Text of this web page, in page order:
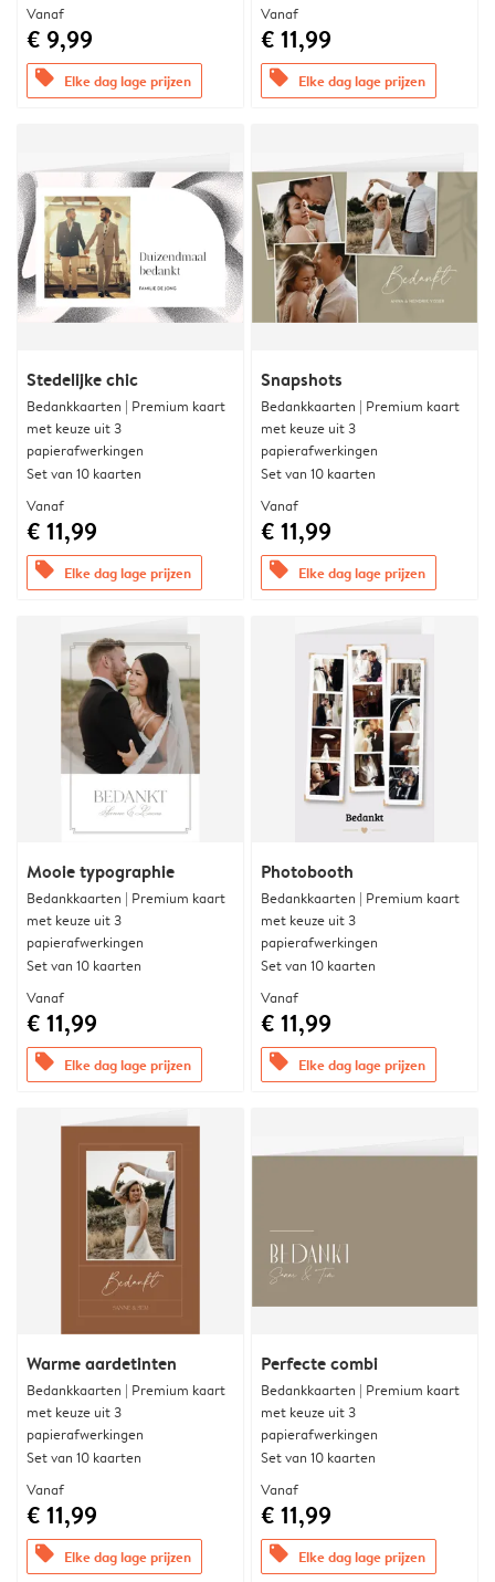
Vanaf
€ 9,99
offers Elke dag lage prijzen
Vanaf
€ 11,99
offers Elke dag lage prijzen
Stedelijke chic
Bedankkaarten | Premium kaart
met keuze uit 3
papierafwerkingen
Set van 10 kaarten
Vanaf
€ 11,99
offers Elke dag lage prijzen
Snapshots
Bedankkaarten | Premium kaart
met keuze uit 3
papierafwerkingen
Set van 10 kaarten
Vanaf
€ 11,99
offers Elke dag lage prijzen
Mooie typographie
Bedankkaarten | Premium kaart
met keuze uit 3
papierafwerkingen
Set van 10 kaarten
Vanaf
€ 11,99
offers Elke dag lage prijzen
Photobooth
Bedankkaarten | Premium kaart
met keuze uit 3
papierafwerkingen
Set van 10 kaarten
Vanaf
€ 11,99
offers Elke dag lage prijzen
Warme aardetinten
Bedankkaarten | Premium kaart
met keuze uit 3
papierafwerkingen
Set van 10 kaarten
Vanaf
€ 11,99
offers Elke dag lage prijzen
Perfecte combi
Bedankkaarten | Premium kaart
met keuze uit 3
papierafwerkingen
Set van 10 kaarten
Vanaf
€ 11,99
offers Elke dag lage prijzen